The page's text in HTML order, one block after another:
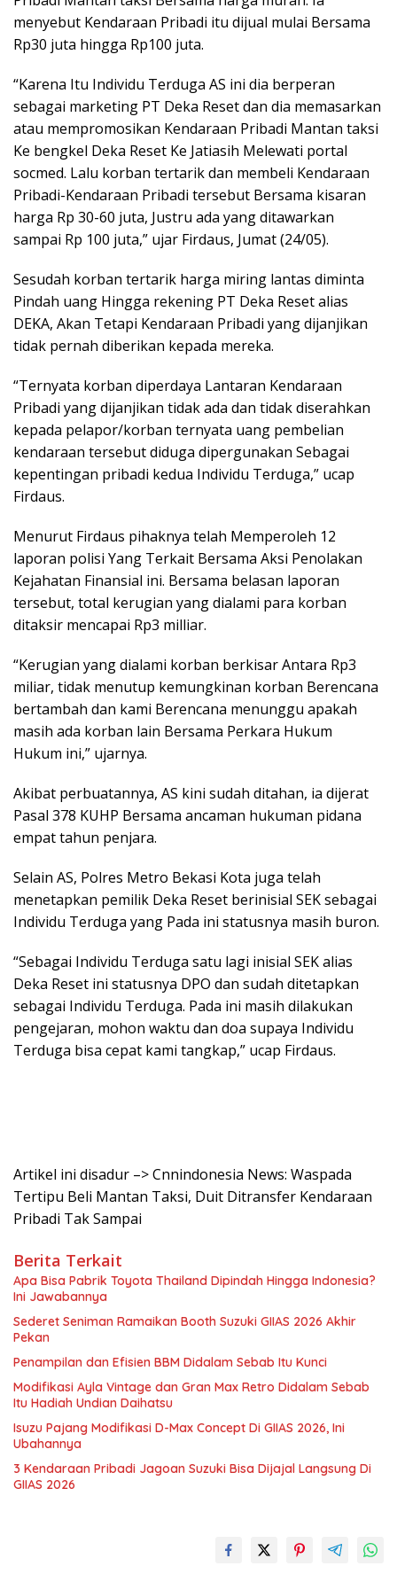
menyebut Kendaraan Pribadi itu dijual mulai Bersama
Rp30 juta hingga Rp100 juta.
“Karena Itu Individu Terduga AS ini dia berperan
sebagai marketing PT Deka Reset dan dia memasarkan
atau mempromosikan Kendaraan Pribadi Mantan taksi
Ke bengkel Deka Reset Ke Jatiasih Melewati portal
socmed. Lalu korban tertarik dan membeli Kendaraan
Pribadi-Kendaraan Pribadi tersebut Bersama kisaran
harga Rp 30-60 juta, Justru ada yang ditawarkan
sampai Rp 100 juta,” ujar Firdaus, Jumat (24/05).
Sesudah korban tertarik harga miring lantas diminta
Pindah uang Hingga rekening PT Deka Reset alias
DEKA, Akan Tetapi Kendaraan Pribadi yang dijanjikan
tidak pernah diberikan kepada mereka.
“Ternyata korban diperdaya Lantaran Kendaraan
Pribadi yang dijanjikan tidak ada dan tidak diserahkan
kepada pelapor/korban ternyata uang pembelian
kendaraan tersebut diduga dipergunakan Sebagai
kepentingan pribadi kedua Individu Terduga,” ucap
Firdaus.
Menurut Firdaus pihaknya telah Memperoleh 12
laporan polisi Yang Terkait Bersama Aksi Penolakan
Kejahatan Finansial ini. Bersama belasan laporan
tersebut, total kerugian yang dialami para korban
ditaksir mencapai Rp3 milliar.
“Kerugian yang dialami korban berkisar Antara Rp3
miliar, tidak menutup kemungkinan korban Berencana
bertambah dan kami Berencana menunggu apakah
masih ada korban lain Bersama Perkara Hukum
Hukum ini,” ujarnya.
Akibat perbuatannya, AS kini sudah ditahan, ia dijerat
Pasal 378 KUHP Bersama ancaman hukuman pidana
empat tahun penjara.
Selain AS, Polres Metro Bekasi Kota juga telah
menetapkan pemilik Deka Reset berinisial SEK sebagai
Individu Terduga yang Pada ini statusnya masih buron.
“Sebagai Individu Terduga satu lagi inisial SEK alias
Deka Reset ini statusnya DPO dan sudah ditetapkan
sebagai Individu Terduga. Pada ini masih dilakukan
pengejaran, mohon waktu dan doa supaya Individu
Terduga bisa cepat kami tangkap,” ucap Firdaus.
Artikel ini disadur –> Cnnindonesia News: Waspada
Tertipu Beli Mantan Taksi, Duit Ditransfer Kendaraan
Pribadi Tak Sampai
Berita Terkait
Apa Bisa Pabrik Toyota Thailand Dipindah Hingga Indonesia?
Ini Jawabannya
Sederet Seniman Ramaikan Booth Suzuki GIIAS 2026 Akhir
Pekan
Penampilan dan Efisien BBM Didalam Sebab Itu Kunci
Modifikasi Ayla Vintage dan Gran Max Retro Didalam Sebab
Itu Hadiah Undian Daihatsu
Isuzu Pajang Modifikasi D-Max Concept Di GIIAS 2026, Ini
Ubahannya
3 Kendaraan Pribadi Jagoan Suzuki Bisa Dijajal Langsung Di
GIIAS 2026